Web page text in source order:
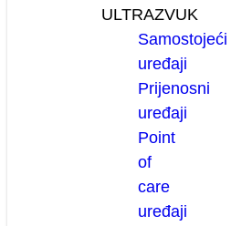
ULTRAZVUK
Samostojeći
uređaji
Prijenosni
uređaji
Point
of
care
uređaji